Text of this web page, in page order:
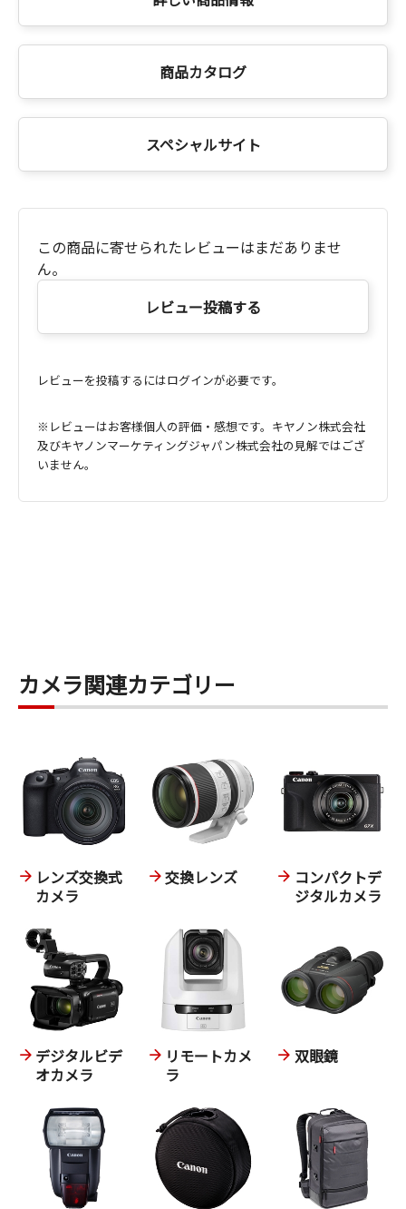
商品カタログ
スペシャルサイト
この商品に寄せられたレビューはまだありませ
ん。
レビュー投稿する
レビューを投稿するにはログインが必要です。
※レビューはお客様個人の評価・感想です。キヤノン株式会社
及びキヤノンマーケティングジャパン株式会社の見解ではござ
いません。
カメラ関連カテゴリー
レンズ交換式
カメラ
交換レンズ
コンパクトデ
ジタルカメラ
デジタルビデ
オカメラ
リモートカメ
ラ
双眼鏡